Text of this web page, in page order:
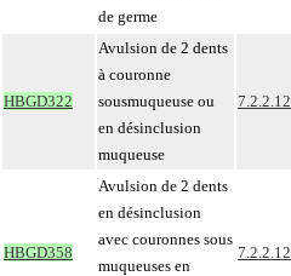
de germe
HBGD322
Avulsion de 2 dents
à couronne
sousmuqueuse ou
en désinclusion
muqueuse
7.2.2.12
HBGD358
Avulsion de 2 dents
en désinclusion
avec couronnes sous
muqueuses en
7.2.2.12